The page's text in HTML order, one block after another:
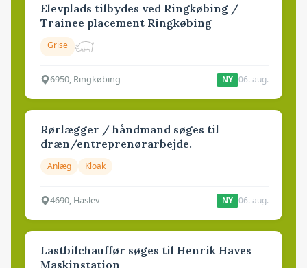
Elevplads tilbydes ved Ringkøbing /
Trainee placement Ringkøbing
Grise
6950, Ringkøbing NY 06. aug.
Rørlægger / håndmand søges til
dræn/entreprenørarbejde.
Anlæg Kloak
4690, Haslev NY 06. aug.
Lastbilchauffør søges til Henrik Haves
Maskinstation